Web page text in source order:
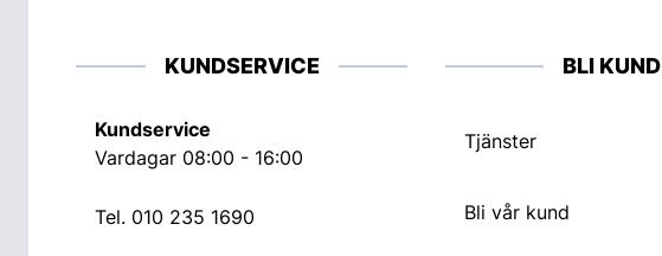
KUNDSERVICE
Kundservice
Vardagar 08:00 - 16:00
Tel. 010 235 1690
BLI KUND
Tjänster
Bli vår kund